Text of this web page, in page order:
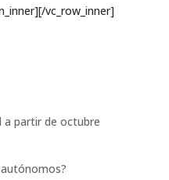
vc_row_inner]
a partir de octubre